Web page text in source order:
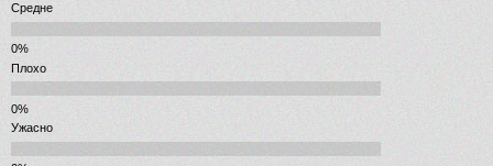
Средне
Плохо
Ужасно